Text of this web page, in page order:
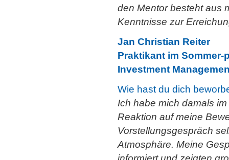
den Mentor besteht aus
Kenntnisse zur
Jan Christian Reiter
Praktikant im Sommer-
Investment
Wie hast du dich
Ich habe mich damals
Reaktion auf meine
Vorstellungsgespräch
Atmosphäre. Meine